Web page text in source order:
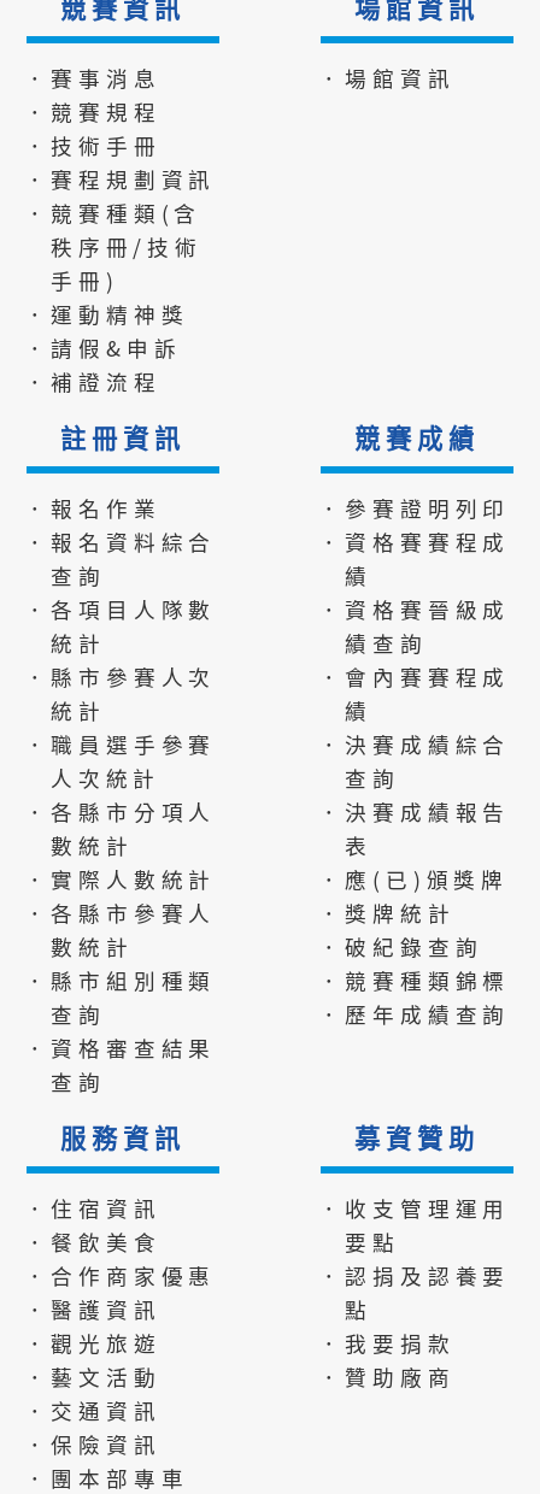
．賽事消息
．競賽規程
．技術手冊
．賽程規劃資訊
．競賽種類(含
秩序冊/技術
手冊)
．運動精神獎
．請假&申訴
．補證流程
．場館資訊
註冊資訊
．報名作業
．報名資料綜合
查詢
．各項目人隊數
統計
．縣市參賽人次
統計
．職員選手參賽
人次統計
．各縣市分項人
數統計
．實際人數統計
．各縣市參賽人
數統計
．縣市組別種類
查詢
．資格審查結果
查詢
競賽成績
．參賽證明列印
．資格賽賽程成
績
．資格賽晉級成
績查詢
．會內賽賽程成
績
．決賽成績綜合
查詢
．決賽成績報告
表
．應(已)頒獎牌
．獎牌統計
．破紀錄查詢
．競賽種類錦標
．歷年成績查詢
服務資訊
．住宿資訊
．餐飲美食
．合作商家優惠
．醫護資訊
．觀光旅遊
．藝文活動
．交通資訊
．保險資訊
．團本部專車
募資贊助
．收支管理運用
要點
．認捐及認養要
點
．我要捐款
．贊助廠商